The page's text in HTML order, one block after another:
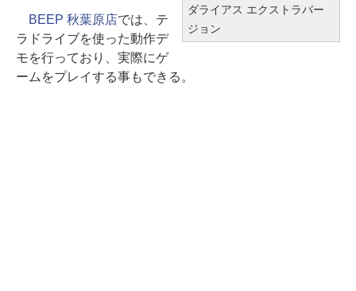
ダライアス エクストラバー
ジョン
BEEP 秋葉原店では、テ
ラドライブを使った動作デ
モを行っており、実際にゲ
ームをプレイする事もできる。